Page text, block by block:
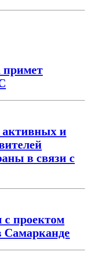
примет
и
в связи с
с проектом
Самарканде